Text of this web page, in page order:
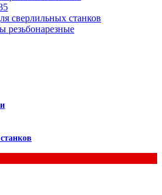
сверлильных станков
резьбонарезные